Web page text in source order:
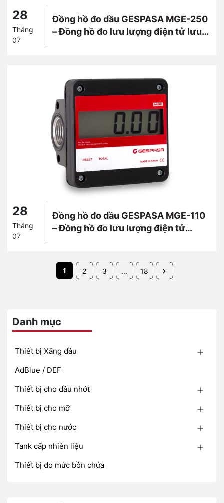
28
Tháng
07
Đồng hồ đo dầu GESPASA MGE-250
– Đồng hồ đo lưu lượng điện tử lưu
28
Tháng
07
Đồng hồ đo dầu GESPASA MGE-110
– Đồng hồ đo lưu lượng điện tử
1 2 3 ... 18
Danh mục
Thiết bị Xăng dầu
AdBlue / DEF
Thiết bị cho dầu nhớt
Thiết bị cho mỡ
Thiết bị cho nước
Tank cấp nhiên liệu
Thiết bị đo mức bồn chứa